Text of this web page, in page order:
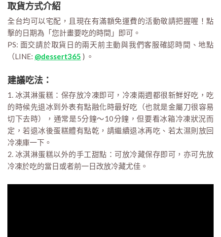
取貨方式介紹
全台均可以宅配，且現在有滿額免運費的活動敬請把握喔！點
擊的日期為「您計畫要吃的時間」即可。
PS: 面交請於取貨日的兩天前主動與我們客服確認時間、地點
（LINE: @dessert365 ) 。
建議吃法：
1. 冰淇淋蛋糕：保存放冷凍即可，冷凍兩週都很新鮮好吃，吃
的時候先退冰到外表有點融化時最好吃（也就是金屬刀很容易
切下去時），通常是5分鐘～10分鐘，但要看冰箱冷凍狀況而
定，若退冰後蛋糕體有點乾，請繼續退冰再吃、若太濕則放回
冷凍庫一下。
2. 冰淇淋蛋糕以外的手工甜點：可放冷藏保存即可，亦可先放
冷凍於吃的當日或者前一日改放冷藏尤佳。